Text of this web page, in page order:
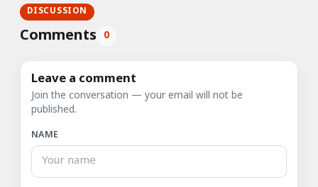
DISCUSSION
Comments 0
Leave a comment
Join the conversation — your email will not be
published.
NAME